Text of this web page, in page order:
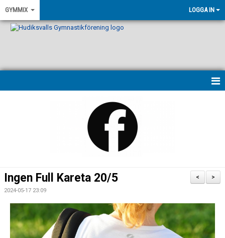
GYMMIX LOGGA IN
KONTAKT
DOKUMENT
>
<
Ingen Full Kareta 20/5
2024-05-17 23:09